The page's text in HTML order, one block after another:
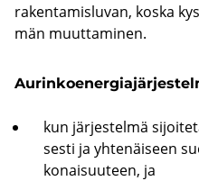
ra­ken­ta­mis­lu­van, koska
män muut­ta­mi­nen.
kun jär­jes­tel­mä
ses­ti ja yh­te­näi­seen
ko­nai­suu­teen, ja